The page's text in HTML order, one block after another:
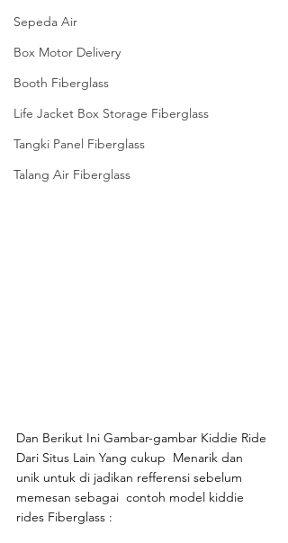
Sepeda Air
Box Motor Delivery
Booth Fiberglass
Life Jacket Box Storage Fiberglass
Tangki Panel Fiberglass
Talang Air Fiberglass
Dan Berikut Ini Gambar-gambar Kiddie Ride
Dari Situs Lain Yang cukup  Menarik dan
unik untuk di jadikan refferensi sebelum
memesan sebagai  contoh model kiddie
rides Fiberglass :